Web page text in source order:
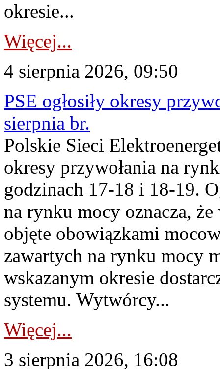
okresie...
Więcej...
4 sierpnia 2026, 09:50
PSE ogłosiły okresy
sierpnia br.
Polskie Sieci
okresy przywołania na
godzinach 17-18 i 18-19.
na rynku mocy oznacza,
objęte obowiązkami
zawartych na rynku mocy
wskazanym okresie
systemu. Wytwórcy...
Więcej...
3 sierpnia 2026, 16:08